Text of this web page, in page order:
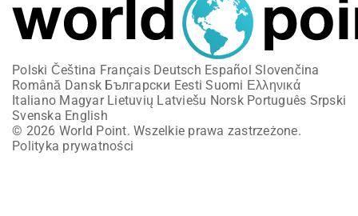
Polski Čeština Français Deutsch Español Slovenčina
Română Dansk Български Eesti Suomi Ελληνικά
Italiano Magyar Lietuvių Latviešu Norsk Português Srpski
Svenska English
© 2026 World Point. Wszelkie prawa zastrzeżone.
Polityka prywatności